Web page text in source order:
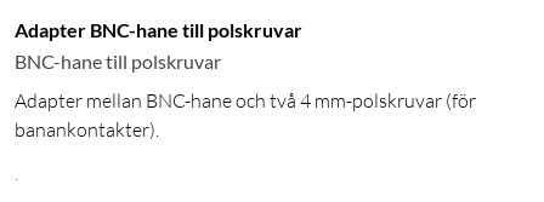
Adapter BNC-hane till polskruvar
BNC-hane till polskruvar
Adapter mellan BNC-hane och två 4 mm-polskruvar (för
banankontakter).